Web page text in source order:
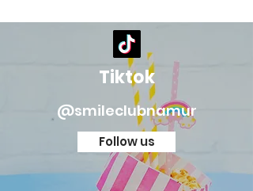
Tiktok
@smileclubnamur
Follow us